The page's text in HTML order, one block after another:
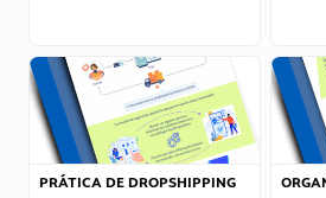
PRÁTICA DE DROPSHIPPING